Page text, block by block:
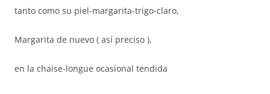
tanto como su piel-margarita-trigo-claro,
Margarita de nuevo ( así preciso ),
en la chaise-longue ocasional tendida